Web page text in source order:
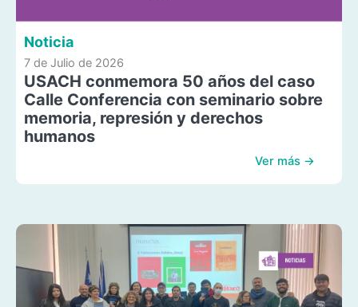
Noticia
7 de Julio de 2026
USACH conmemora 50 años del caso
Calle Conferencia con seminario sobre
memoria, represión y derechos
humanos
Ver más →